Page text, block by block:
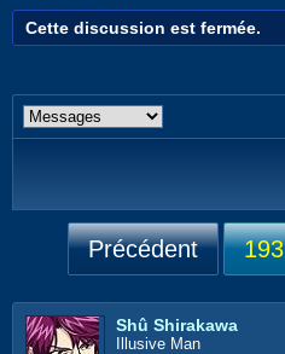
Cette discussion est fermée.
Précédent 193
Shû Shirakawa
Illusive Man